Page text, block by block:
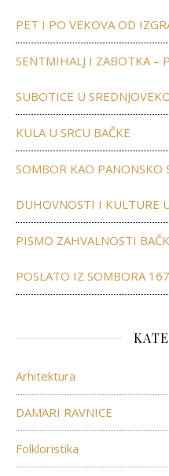
PET I PO VEKOVA OD
SENTMIHALJ I ZABOTKA –
SUBOTICE U
KULA U SRCU BAČKE
SOMBOR KAO PANONSKO
DUHOVNOSTI I KULTURE
PISMO ZAHVALNOSTI
POSLATO IZ SOMBORA
Arhitektura
DAMARI RAVNICE
Folkloristika